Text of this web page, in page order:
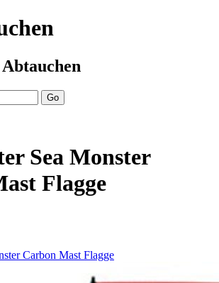
Sea Monster
Flagge
Carbon Mast Flagge